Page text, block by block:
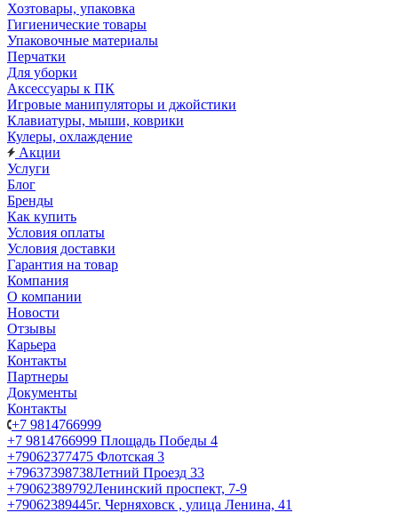
Хозтовары, упаковка
Гигиенические товары
Упаковочные материалы
Перчатки
Для уборки
Аксессуары к ПК
Игровые манипуляторы и джойстики
Клавиатуры, мыши, коврики
Кулеры, охлаждение
Акции
Услуги
Блог
Бренды
Как купить
Условия оплаты
Условия доставки
Гарантия на товар
Компания
О компании
Новости
Отзывы
Карьера
Контакты
Партнеры
Документы
Контакты
+7 9814766999
+7 9814766999 Площадь Победы 4
+79062377475 Флотская 3
+79637398738Летний Проезд 33
+79062389792Ленинский проспект, 7-9
+79062389445г. Черняховск , улица Ленина, 41